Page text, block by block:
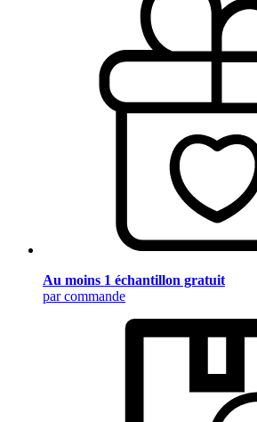
Au moins 1 échantillon gratuit
par commande